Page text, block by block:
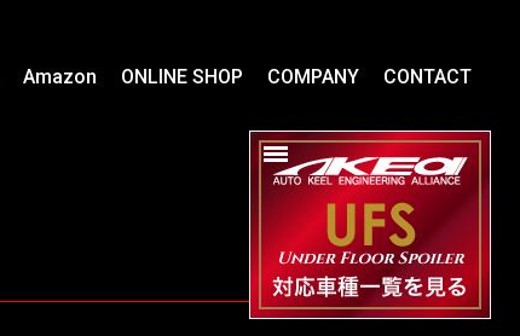
Amazon ONLINE SHOP COMPANY CONTACT